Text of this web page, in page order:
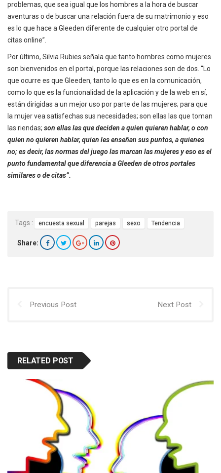
problemas, que sea igual que los hombres a la hora de buscar
aventuras o de buscar una relación fuera de su matrimonio y eso
es lo que hace a Gleeden diferente de cualquier otro portal de
citas online”.
Por último, Silvia Rubies señala que tanto hombres como mujeres
son bienvenidos en el portal, porque las relaciones son de dos. “Lo
que ocurre es que Gleeden, tanto lo que es en la comunicación,
como lo que es la funcionalidad de la aplicación y de la web en sí,
están dirigidas a un mejor uso por parte de las mujeres; para que
la mujer vea satisfechas sus necesidades; son ellas las que toman
las riendas; son ellas las que deciden a quien quieren hablar, o con
quien no quieren hablar, quien les enseñan sus puntos, a quienes
no; es decir, las normas del juego las marcan las mujeres y eso es el
punto fundamental que diferencia a Gleeden de otros portales
similares o de citas”.
Tags : encuesta sexual parejas sexo Tendencia
Share:
Previous Post Next Post
RELATED POST